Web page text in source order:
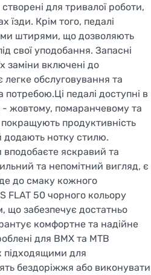
для тривалої роботи,
їзди. Крім того, педалі
штирями, що дозволяють
свої уподобання. Запасні
заміни включені до
обслуговування та
педалі доступні в
- жовтому, помаранчевому та
продуктивність
додають нотку стилю.
вподобаєте яскравий та
та непомітний вигляд, є
до смаку кожного
FLAT 50 чорного кольору
що забезпечує достатньо
комфортне та надійне
для BMX та MTB
підходящими для
бездоріжжя або виконувати